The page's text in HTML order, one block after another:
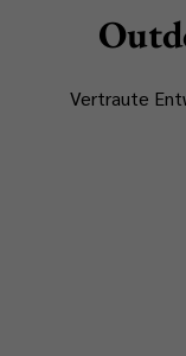
Vertraute